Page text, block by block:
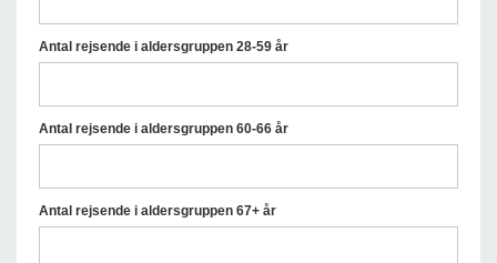
Antal rejsende i aldersgruppen 28-59 år
Antal rejsende i aldersgruppen 60-66 år
Antal rejsende i aldersgruppen 67+ år